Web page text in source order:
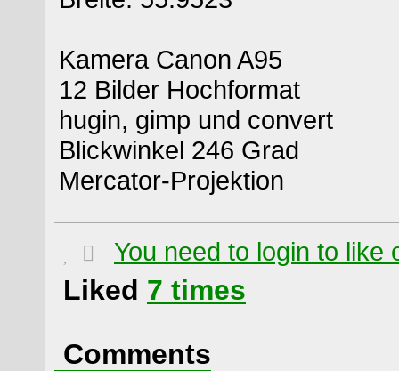
Kamera Canon A95
12 Bilder Hochformat
hugin, gimp und convert
Blickwinkel 246 Grad
Mercator-Projektion
You need to login to like
Liked 7 times
Comments